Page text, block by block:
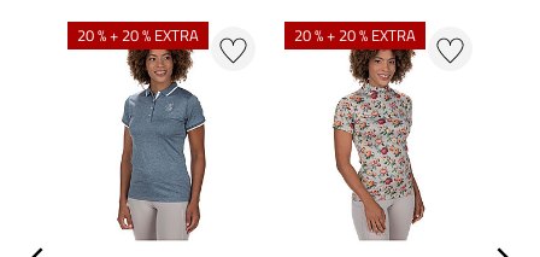
20 % + 20 % EXTRA 20 % + 20 % EXTRA